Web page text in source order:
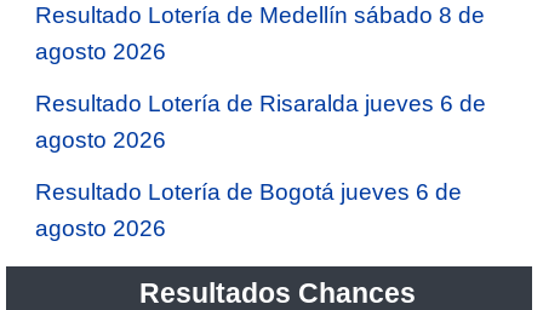
Resultado Lotería de Medellín sábado 8 de
agosto 2026
Resultado Lotería de Risaralda jueves 6 de
agosto 2026
Resultado Lotería de Bogotá jueves 6 de
agosto 2026
Resultados Chances